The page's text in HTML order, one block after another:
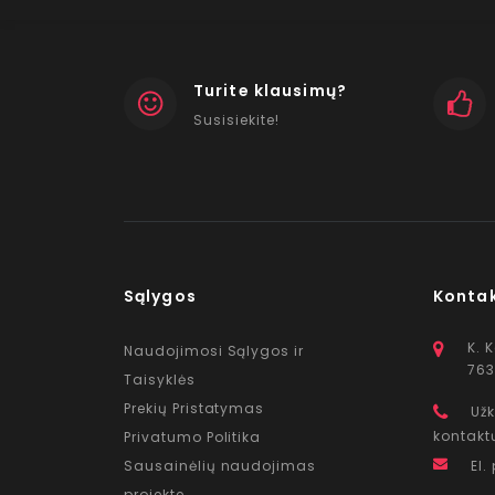
Turite klausimų?
Susisiekite!
Sąlygos
Naudojimosi Sąlygos ir
Taisyklės
Prekių Pristatymas
Privatumo Politika
Sausainėlių naudojimas
K.
El.